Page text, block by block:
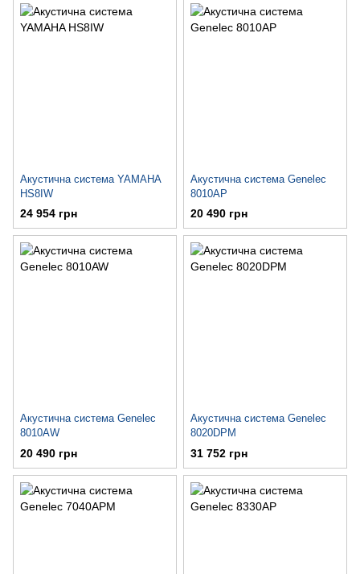
Акустична система YAMAHA
HS8IW
24 954 грн
Акустична система Genelec
8010AP
20 490 грн
Акустична система Genelec
8010AW
20 490 грн
Акустична система Genelec
8020DPM
31 752 грн